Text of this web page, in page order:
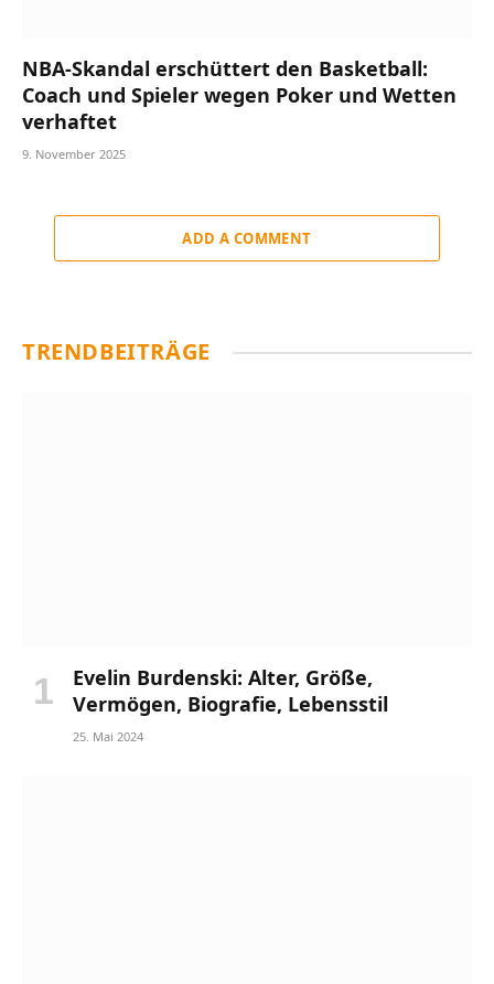
NBA-Skandal erschüttert den Basketball:
Coach und Spieler wegen Poker und Wetten
verhaftet
9. November 2025
ADD A COMMENT
TRENDBEITRÄGE
Evelin Burdenski: Alter, Größe,
Vermögen, Biografie, Lebensstil
25. Mai 2024